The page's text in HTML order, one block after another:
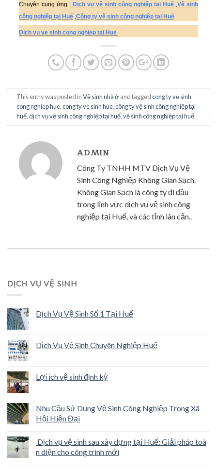
Chuyên cung ứng : Dịch vụ vệ sinh công nghiệp tại Huế Vệ sinh
công nghiệp tại Huế Công ty vệ sinh công nghiệp tại Huế
Dich vu ve sinh cong nghiep tai Hue
This entry was posted inVệ sinh nhà ởand taggedcong ty ve sinh
cong nghiep hue,cong ty ve sinh hue,công ty vệ sinh công nghiệp tại
huế,dịch vụ vệ sinh công nghiệp tại huế,vệ sinh công nghiệp tại huế.
ADMIN
Công Ty TNHH MTV Dịch Vụ Vệ
Sinh Công Nghiệp Không Gian Sạch.
Không Gian Sạch là công ty đi đầu
trong lĩnh vực dịch vụ vệ sinh công
nghiệp tại Huế, và các tỉnh lân cận..
DỊCH VỤ VỆ SINH
Dịch Vụ Vệ Sinh Số 1 Tại Huế
Dịch Vụ Vệ Sinh Chuyên Nghiệp Huế
Lợi ích vệ sinh định kỳ
Nhu Cầu Sử Dụng Vệ Sinh Công Nghiệp Trong Xã
Hội Hiện Đại
Dịch vụ vệ sinh sau xây dựng tại Huế: Giải pháp toà
n diện cho công trình mới